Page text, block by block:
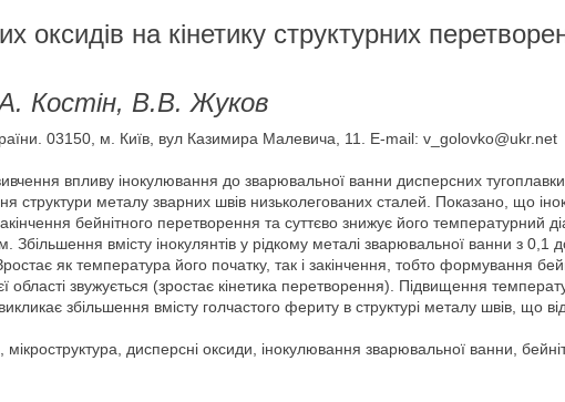
оксидів на кінетику структурних
Костін, В.В. Жуков
03150, м. Київ, вул Казимира Малевича, 11. E-mail: v_golovko@ukr.net
впливу інокулювання до зварювальної ванни дисперсних
структури металу зварних швів низьколегованих сталей. Показано, що
бейнітного перетворення та суттєво знижує його температурний
Збільшення вмісту інокулянтів у рідкому металі зварювальної ванни з
як температура його початку, так і закінчення, тобто формування
області звужується (зростає кінетика перетворення). Підвищення
збільшення вмісту голчастого фериту в структурі металу швів, що
дисперсні оксиди, інокулювання зварювальної ванни,